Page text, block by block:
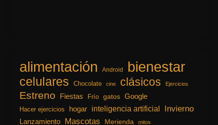
alimentación Android bienestar
celulares Chocolate cine clásicos Ejercicios
Estreno Fiestas Frío gatos Google
Hacer ejercicios hogar inteligencia artificial Invierno
Lanzamiento Mascotas Merienda mitos